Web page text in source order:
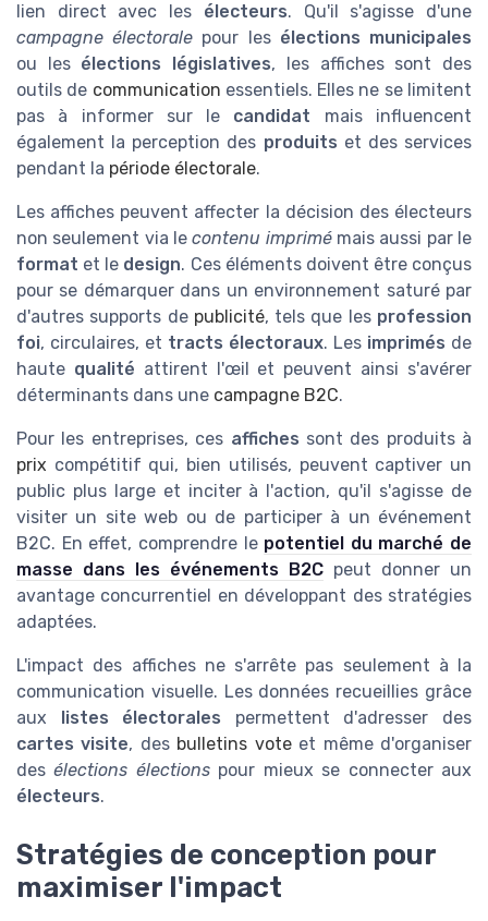
lien direct avec les électeurs. Qu'il s'agisse d'une
campagne électorale pour les élections municipales
ou les élections législatives, les affiches sont des
outils de communication essentiels. Elles ne se limitent
pas à informer sur le candidat mais influencent
également la perception des produits et des services
pendant la période électorale.
Les affiches peuvent affecter la décision des électeurs
non seulement via lecontenu imprimémais aussi par le
format et le design. Ces éléments doivent être conçus
pour se démarquer dans un environnement saturé par
d'autres supports de publicité, tels que les profession
foi, circulaires, et tracts électoraux. Les imprimés de
haute qualité attirent l'œil et peuvent ainsi s'avérer
déterminants dans une campagne B2C.
Pour les entreprises, ces affiches sont des produits à
prix compétitif qui, bien utilisés, peuvent captiver un
public plus large et inciter à l'action, qu'il s'agisse de
visiter un site web ou de participer à un événement
B2C. En effet, comprendre le potentiel du marché de
masse dans les événements B2C peut donner un
avantage concurrentiel en développant des stratégies
adaptées.
L'impact des affiches ne s'arrête pas seulement à la
communication visuelle. Les données recueillies grâce
aux listes électorales permettent d'adresser des
cartes visite, des bulletins voteet même d'organiser
desélections électionspour mieux se connecter aux
électeurs.
Stratégies de conception pour
maximiser l'impact